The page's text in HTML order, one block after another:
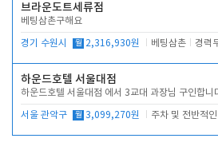
브라운도트세류점
베팅삼촌구해요
경기 수원시 월 2,316,930원 베팅삼촌 경력
하운드호텔 서울대점
하운드호텔 서울대점 에서 3교대 과장님 구인합니
서울 관악구 월 3,099,270원